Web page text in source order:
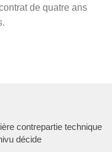
de quatre ans
contrepartie technique
décide